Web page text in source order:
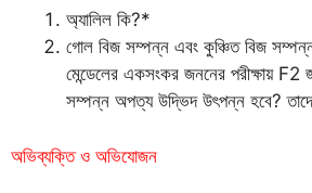
অ্যালিল কি?*
গোল বিজ সম্পন্ন এবং কুঞ্চিত বিজ
মেন্ডেলের একসংকর জননের পরীক্ষায় F2
সম্পন্ন অপত্য উদ্ভিদ উৎপন্ন হবে?
অভিব্যক্তি ও অভিযোজন